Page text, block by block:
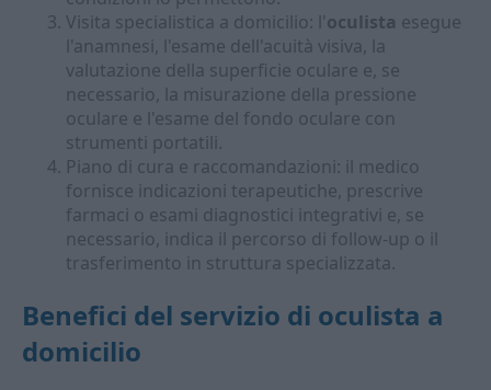
Visita specialistica a domicilio: l'oculista esegue
l'anamnesi, l'esame dell'acuità visiva, la
valutazione della superficie oculare e, se
necessario, la misurazione della pressione
oculare e l'esame del fondo oculare con
strumenti portatili.
Piano di cura e raccomandazioni: il medico
fornisce indicazioni terapeutiche, prescrive
farmaci o esami diagnostici integrativi e, se
necessario, indica il percorso di follow-up o il
trasferimento in struttura specializzata.
Benefici del servizio di oculista a
domicilio